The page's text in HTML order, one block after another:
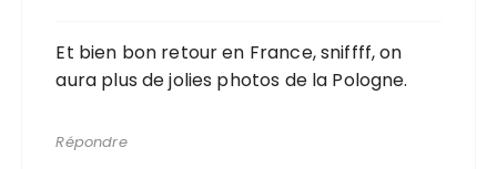
Et bien bon retour en France, sniffff, on
aura plus de jolies photos de la Pologne.
Répondre